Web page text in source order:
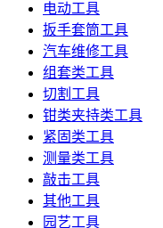
电动工具
扳手套筒工具
汽车维修工具
组套类工具
切割工具
钳类夹持类工具
紧固类工具
测量类工具
敲击工具
其他工具
园艺工具